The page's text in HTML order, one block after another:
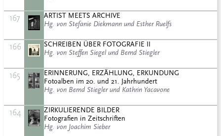
167
ARTIST MEETS ARCHIVE
Hg. von Stefanie Diekmann und Esther Ruelfs
166
SCHREIBEN ÜBER FOTOGRAFIE II
Hg. von Steffen Siegel und Bernd Stiegler
165
ERINNERUNG, ERZÄHLUNG, ERKUNDUNG
Fotoalben im 20. und 21. Jahrhundert
Hg. von Bernd Stiegler und Kathrin Yacavone
164
ZIRKULIERENDE BILDER
Fotografien in Zeitschriften
Hg. von Joachim Sieber